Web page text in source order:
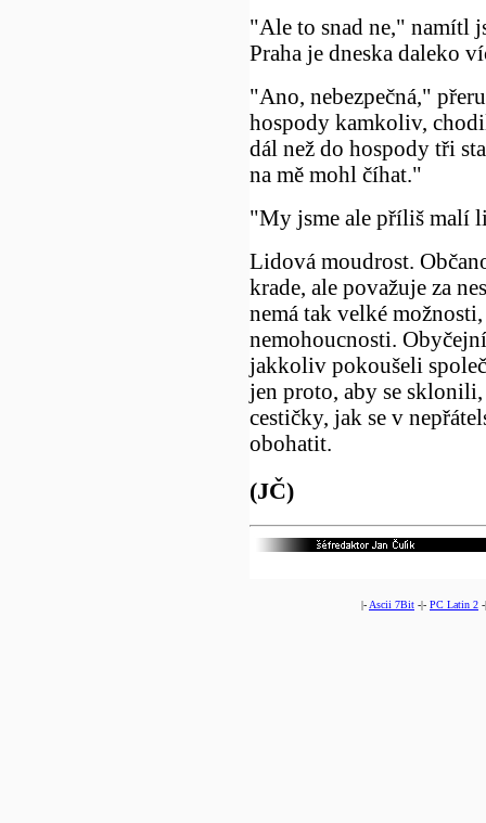
"Ale to snad ne," namítl
Praha je dneska daleko
"Ano, nebezpečná,"
hospody kamkoliv,
dál než do hospody tři
na mě mohl číhat."
"My jsme ale příliš malí
Lidová moudrost.
krade, ale považuje za
nemá tak velké
nemohoucnosti.
jakkoliv pokoušeli
jen proto, aby se
cestičky, jak se v
obohatit.
(JČ)
|- Ascii 7Bit -|- PC Latin 2